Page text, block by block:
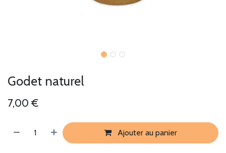
Godet naturel
7,00 €
Ajouter au panier